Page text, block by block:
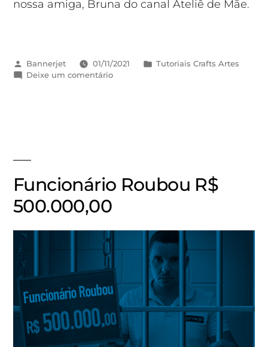
nossa amiga, Bruna do canal Ateliê de Mãe.
Bannerjet 01/11/2021
Tutoriais Crafts Artes
Deixe um comentário
Funcionário Roubou R$
500.000,00